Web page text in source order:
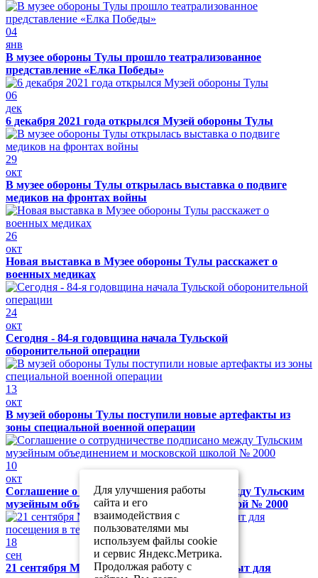
04
янв
В музее обороны Тулы прошло театрализованное
представление «Елка Победы»
06
дек
6 декабря 2021 года открылся Музей обороны Тулы
29
окт
В музее обороны Тулы открылась выставка о подвиге
медиков на фронтах войны
26
окт
Новая выставка в Музее обороны Тулы расскажет о
военных медиках
24
окт
Сегодня - 84-я годовщина начала Тульской
оборонительной операции
13
окт
В музей обороны Тулы поступили новые артефакты из
зоны специальной военной операции
10
окт
Соглашение о сотрудничестве подписано между Тульским
музейным объединением и московской школой № 2000
18
сен
21 сентября Музей обороны Тулы будет закрыт для
Для улучшения работы
сайта и его
взаимодействия с
пользователями мы
используем файлы cookie
и сервис Яндекс.Метрика.
Продолжая работу с